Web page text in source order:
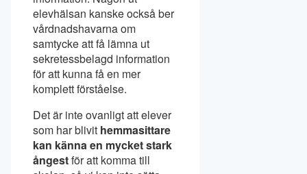
elevhälsan kanske också ber
vårdnadshavarna om
samtycke att få lämna ut
sekretessbelagd information
för att kunna få en mer
komplett förståelse.
Det är inte ovanligt att elever
som har blivit hemmasittare
kan känna en mycket stark
ångestför att komma till